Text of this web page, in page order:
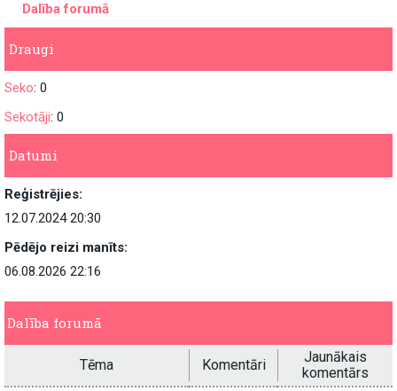
Dalība forumā
Draugi
Seko: 0
Sekotāji: 0
Datumi
Reģistrējies:
12.07.2024 20:30
Pēdējo reizi manīts:
06.08.2026 22:16
Dalība forumā
Tēma Komentāri
Jaunākais
komentārs